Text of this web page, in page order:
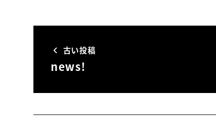
古い投稿
news!